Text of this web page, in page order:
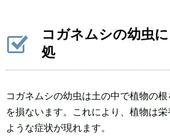
コガネムシの幼虫
処
コガネムシの幼虫は土の中で植物の
を損ないます。これにより、植物は
ような症状が現れます。